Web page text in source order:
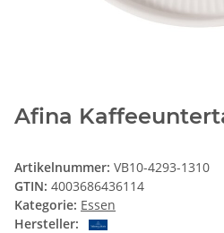
Afina
Artikelnummer: VB10-4293-1310
GTIN: 4003686436114
Kategorie: Essen
Hersteller: